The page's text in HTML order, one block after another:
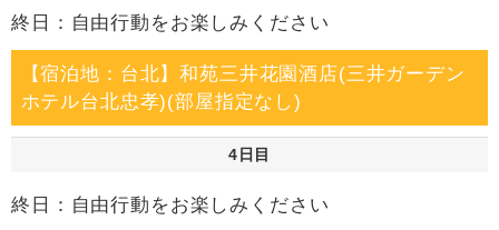
終日：自由行動をお楽しみください
【宿泊地：台北】和苑三井花園酒店(三井ガーデン
ホテル台北忠孝)(部屋指定なし)
4日目
終日：自由行動をお楽しみください